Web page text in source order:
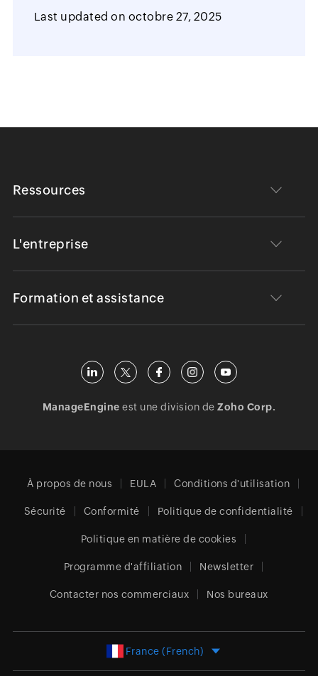
Last updated on octobre 27, 2025
Ressources
L'entreprise
Formation et assistance
ManageEngine est une division deZoho Corp.
À propos de nous EULA Conditions d'utilisation
Sécurité Conformité Politique de confidentialité
Politique en matière de cookies
Programme d'affiliation Newsletter
Contacter nos commerciaux Nos bureaux
France (French)